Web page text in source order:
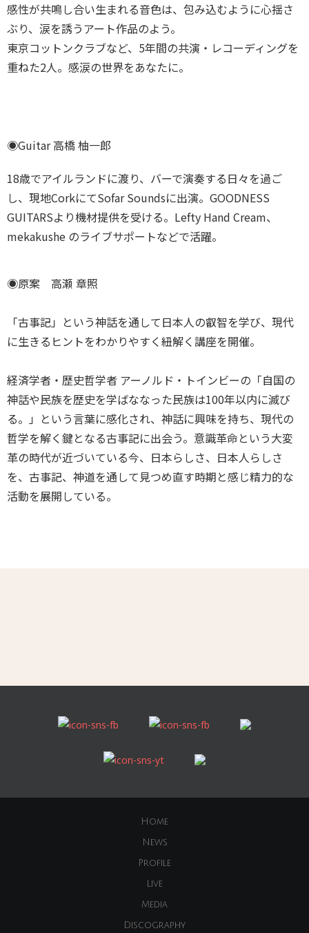
感性が共鳴し合い生まれる音色は、包み込むように心揺さ
ぶり、涙を誘うアート作品のよう。
東京コットンクラブなど、5年間の共演・レコーディングを
重ねた2人。感涙の世界をあなたに。
◉Guitar 高橋 柚一郎
18歳でアイルランドに渡り、バーで演奏する日々を過ご
し、現地CorkにてSofar Soundsに出演。GOODNESS
GUITARSより機材提供を受ける。Lefty Hand Cream、
mekakushe のライブサポートなどで活躍。
◉原案 高瀬 章照
「古事記」という神話を通して日本人の叡智を学び、現代
に生きるヒントをわかりやすく紐解く講座を開催。
経済学者・歴史哲学者 アーノルド・トインビーの「自国の
神話や民族を歴史を学ばななった民族は100年以内に滅び
る。」という言葉に感化され、神話に興味を持ち、現代の
哲学を解く鍵となる古事記に出会う。意識革命という大変
革の時代が近づいている今、日本らしさ、日本人らしさ
を、古事記、神道を通して見つめ直す時期と感じ精力的な
活動を展開している。
Home
News
Profile
Live
Media
Discography